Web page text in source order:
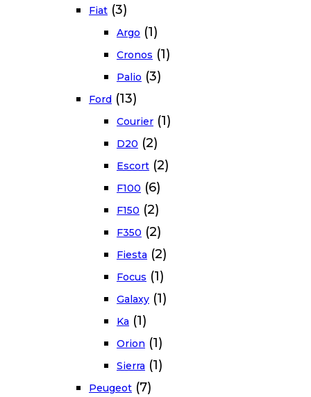
Fiat (3)
Argo (1)
Cronos (1)
Palio (3)
Ford (13)
Courier (1)
D20 (2)
Escort (2)
F100 (6)
F150 (2)
F350 (2)
Fiesta (2)
Focus (1)
Galaxy (1)
Ka (1)
Orion (1)
Sierra (1)
Peugeot (7)